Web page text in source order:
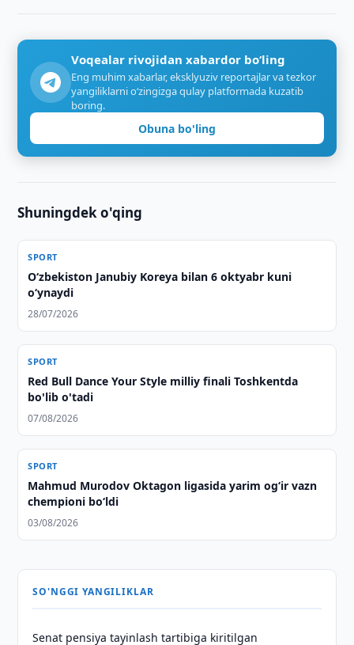
Voqealar rivojidan xabardor bo‘ling
Eng muhim xabarlar, eksklyuziv reportajlar va tezkor
yangiliklarni o‘zingizga qulay platformada kuzatib
boring.
Obuna bo'ling
Shuningdek o'qing
SPORT
O‘zbekiston Janubiy Koreya bilan 6 oktyabr kuni
o‘ynaydi
28/07/2026
SPORT
Red Bull Dance Your Style milliy finali Toshkentda
bo'lib o'tadi
07/08/2026
SPORT
Mahmud Murodov Oktagon ligasida yarim og‘ir vazn
chempioni bo‘ldi
03/08/2026
SO'NGGI YANGILIKLAR
Senat pensiya tayinlash tartibiga kiritilgan